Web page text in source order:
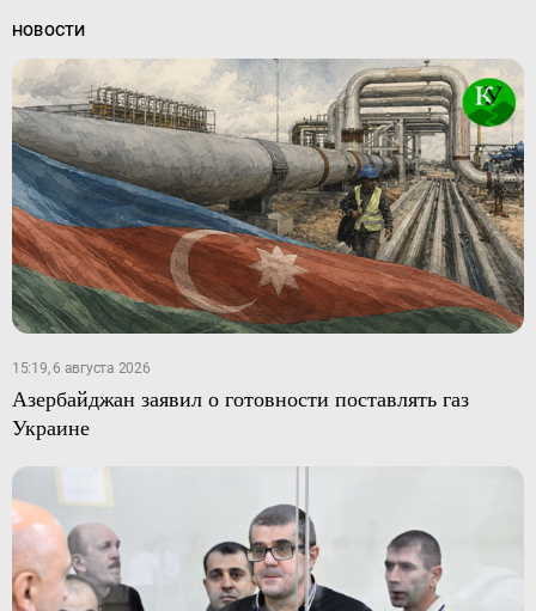
НОВОСТИ
15:19, 6 августа 2026
Азербайджан заявил о готовности поставлять газ
Украине